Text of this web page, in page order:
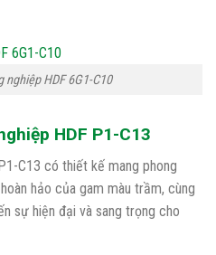
nghiệp HDF 6G1-C10
HDF P1-C13
C13 có thiết kế mang phong
hảo của gam màu trầm, cùng
sự hiện đại và sang trọng cho